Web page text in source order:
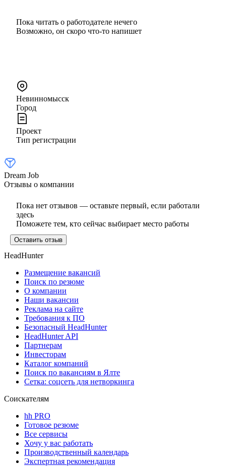
Пока читать о работодателе нечего
Возможно, он скоро что‑то напишет
Невинномысск
Город
Проект
Тип регистрации
Dream Job
Отзывы о компании
Пока нет отзывов — оставьте первый, если работали
здесь
Поможете тем, кто сейчас выбирает место работы
Оставить отзыв
HeadHunter
Размещение вакансий
Поиск по резюме
О компании
Наши вакансии
Реклама на сайте
Требования к ПО
Безопасный HeadHunter
HeadHunter API
Партнерам
Инвесторам
Каталог компаний
Поиск по вакансиям в Ялте
Сетка: соцсеть для нетворкинга
Соискателям
hh PRO
Готовое резюме
Все сервисы
Хочу у вас работать
Производственный календарь
Экспертная рекомендация